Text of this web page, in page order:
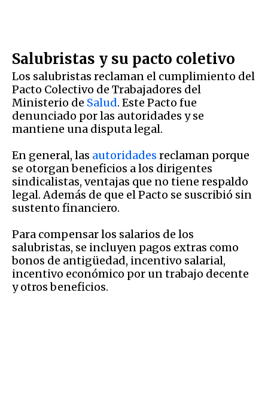
Salubristas y su pacto coletivo
Los salubristas reclaman el cumplimiento del
Pacto Colectivo de Trabajadores del
Ministerio de Salud. Este Pacto fue
denunciado por las autoridades y se
mantiene una disputa legal.
En general, las autoridades reclaman porque
se otorgan beneficios a los dirigentes
sindicalistas, ventajas que no tiene respaldo
legal. Además de que el Pacto se suscribió sin
sustento financiero.
Para compensar los salarios de los
salubristas, se incluyen pagos extras como
bonos de antigüedad, incentivo salarial,
incentivo económico por un trabajo decente
y otros beneficios.